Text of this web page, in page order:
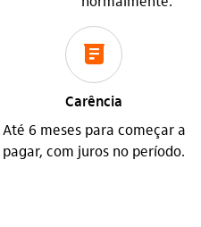
icon-itaufonts_comprovante
Carência
Até 6 meses para começar a
pagar, com juros no período.